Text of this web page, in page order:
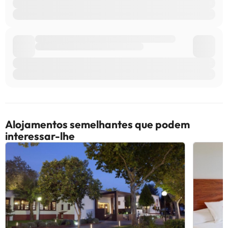
Alojamentos semelhantes que podem
interessar-lhe